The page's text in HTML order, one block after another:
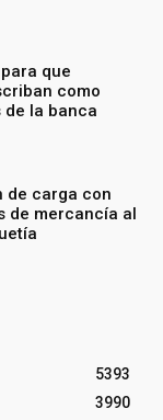
que
como
la banca
de carga con
de mercancía al
5393
3990